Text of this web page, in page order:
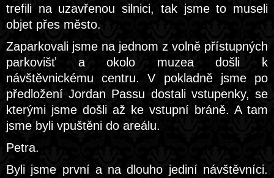
trefili na uzavřenou silnici, tak jsme to museli
objet přes město.
Zaparkovali jsme na jednom z volně přístupných
parkovišť a okolo muzea došli k
návštěvnickému centru. V pokladně jsme po
předložení Jordan Passu dostali vstupenky, se
kterými jsme došli až ke vstupní bráně. A tam
jsme byli vpuštěni do areálu.
Petra.
Byli jsme první a na dlouho jediní návštěvníci.